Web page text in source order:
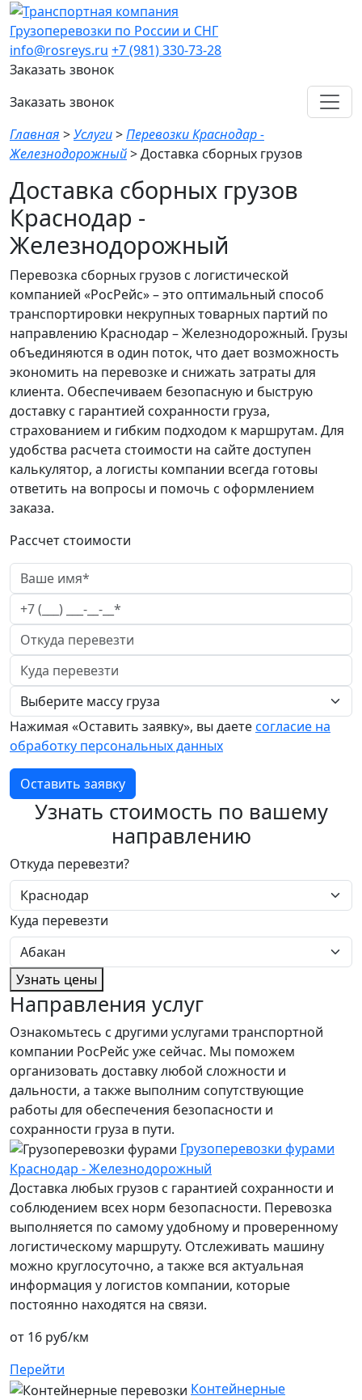
Грузоперевозки по России и СНГ
info@rosreys.ru +7 (981) 330-73-28
Заказать звонок
Заказать звонок
Главная >Услуги>Перевозки Краснодар -
Железнодорожный>Доставка сборных грузов
Доставка сборных грузов
Краснодар -
Железнодорожный
Перевозка сборных грузов с логистической
компанией «РосРейс» – это оптимальный способ
транспортировки некрупных товарных партий по
направлению Краснодар – Железнодорожный. Грузы
объединяются в один поток, что дает возможность
экономить на перевозке и снижать затраты для
клиента. Обеспечиваем безопасную и быструю
доставку с гарантией сохранности груза,
страхованием и гибким подходом к маршрутам. Для
удобства расчета стоимости на сайте доступен
калькулятор, а логисты компании всегда готовы
ответить на вопросы и помочь с оформлением
заказа.
Рассчет стоимости
Нажимая «Оставить заявку», вы даетесогласие на
обработку персональных данных
Оставить заявку
Узнать стоимость по вашему
направлению
Откуда перевезти?
Куда перевезти
Узнать цены
Направления услуг
Ознакомьтесь с другими услугами транспортной
компании РосРейс уже сейчас. Мы поможем
организовать доставку любой сложности и
дальности, а также выполним сопутствующие
работы для обеспечения безопасности и
сохранности груза в пути.
Грузоперевозки фурами
Краснодар - Железнодорожный
Доставка любых грузов с гарантией сохранности и
соблюдением всех норм безопасности. Перевозка
выполняется по самому удобному и проверенному
логистическому маршруту. Отслеживать машину
можно круглосуточно, а также вся актуальная
информация у логистов компании, которые
постоянно находятся на связи.
от 16 руб/км
Перейти
Контейнерные